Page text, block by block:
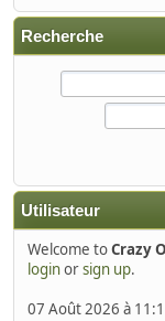
Recherche
Utilisateur
Welcome toCrazy
loginorsign up.
07 Août 2026 à